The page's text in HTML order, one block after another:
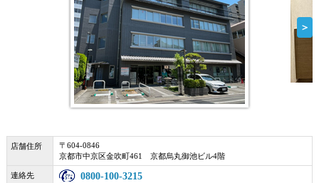
＞
店舗住所
〒604-0846
京都市中京区金吹町461 京都烏丸御池ビル4階
連絡先 0800-100-3215